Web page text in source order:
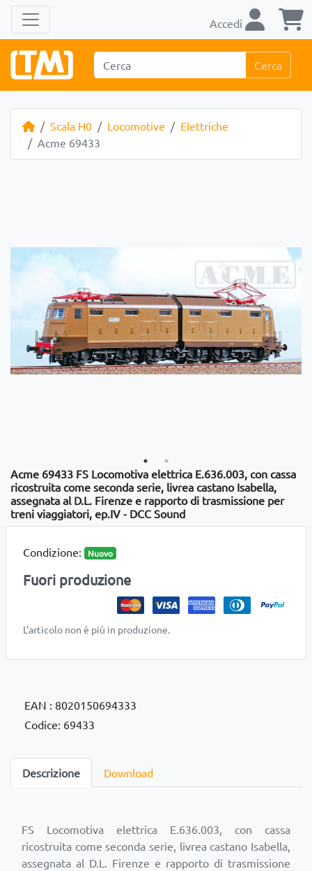
Accedi
Cerca
Scala H0 Locomotive
Elettriche
Acme 69433
Acme 69433 FS Locomotiva elettrica E.636.003, con cassa
ricostruita come seconda serie, livrea castano Isabella,
assegnata al D.L. Firenze e rapporto di trasmissione per
treni viaggiatori, ep.IV - DCC Sound
Condizione: Nuovo
Fuori produzione
L'articolo non è più in produzione.
EAN : 8020150694333
Codice: 69433
Descrizione Download
FS Locomotiva elettrica E.636.003, con cassa
ricostruita come seconda serie, livrea castano Isabella,
assegnata al D.L. Firenze e rapporto di trasmissione